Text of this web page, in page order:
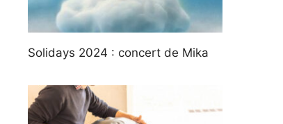
Solidays 2024 : concert de Mika